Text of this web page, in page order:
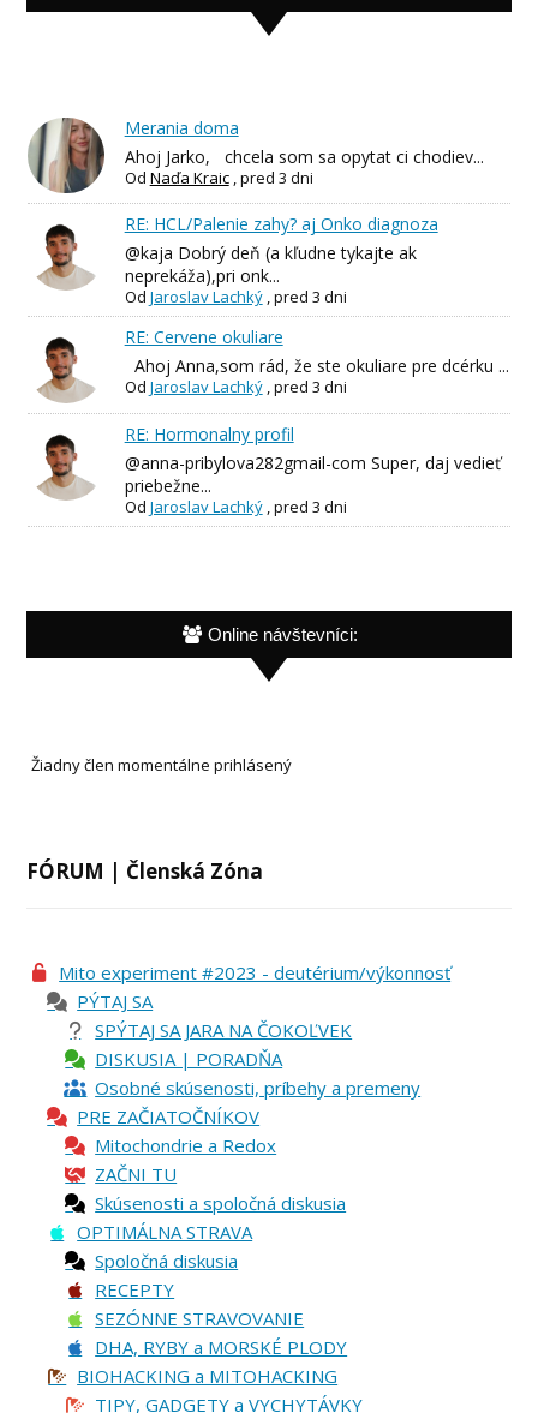
Merania doma
Ahoj Jarko, chcela som sa opytat ci chodiev...
Od Naďa Kraic,pred 3 dni
RE: HCL/Palenie zahy? aj Onko diagnoza
@kaja Dobrý deň (a kľudne tykajte ak
neprekáža),pri onk...
Od Jaroslav Lachký,pred 3 dni
RE: Cervene okuliare
Ahoj Anna,som rád, že ste okuliare pre dcérku ...
Od Jaroslav Lachký,pred 3 dni
RE: Hormonalny profil
@anna-pribylova282gmail-com Super, daj vedieť
priebežne...
Od Jaroslav Lachký,pred 3 dni
Online návštevníci:
Žiadny člen momentálne prihlásený
FÓRUM | Členská Zóna
Mito experiment #2023 - deutérium/výkonnosť
PÝTAJ SA
SPÝTAJ SA JARA NA ČOKOĽVEK
DISKUSIA | PORADŇA
Osobné skúsenosti, príbehy a premeny
PRE ZAČIATOČNÍKOV
Mitochondrie a Redox
ZAČNI TU
Skúsenosti a spoločná diskusia
OPTIMÁLNA STRAVA
Spoločná diskusia
RECEPTY
SEZÓNNE STRAVOVANIE
DHA, RYBY a MORSKÉ PLODY
BIOHACKING a MITOHACKING
TIPY, GADGETY a VYCHYTÁVKY